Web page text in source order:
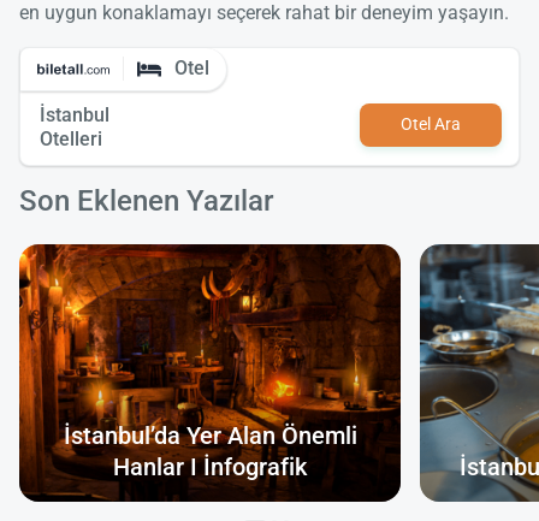
en uygun konaklamayı seçerek rahat bir deneyim yaşayın.
Otel
İstanbul
Otelleri
Otel Ara
Son Eklenen Yazılar
İstanbul’da Yer Alan Önemli
Hanlar I İnfografik